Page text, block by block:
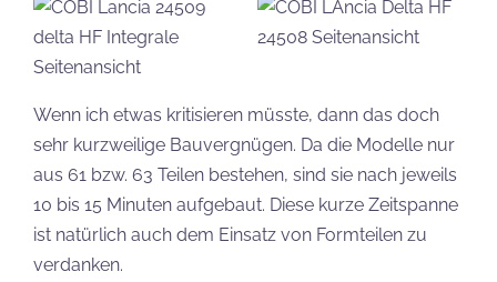
Wenn ich etwas kritisieren müsste, dann das doch
sehr kurzweilige Bauvergnügen. Da die Modelle nur
aus 61 bzw. 63 Teilen bestehen, sind sie nach jeweils
10 bis 15 Minuten aufgebaut. Diese kurze Zeitspanne
ist natürlich auch dem Einsatz von Formteilen zu
verdanken.